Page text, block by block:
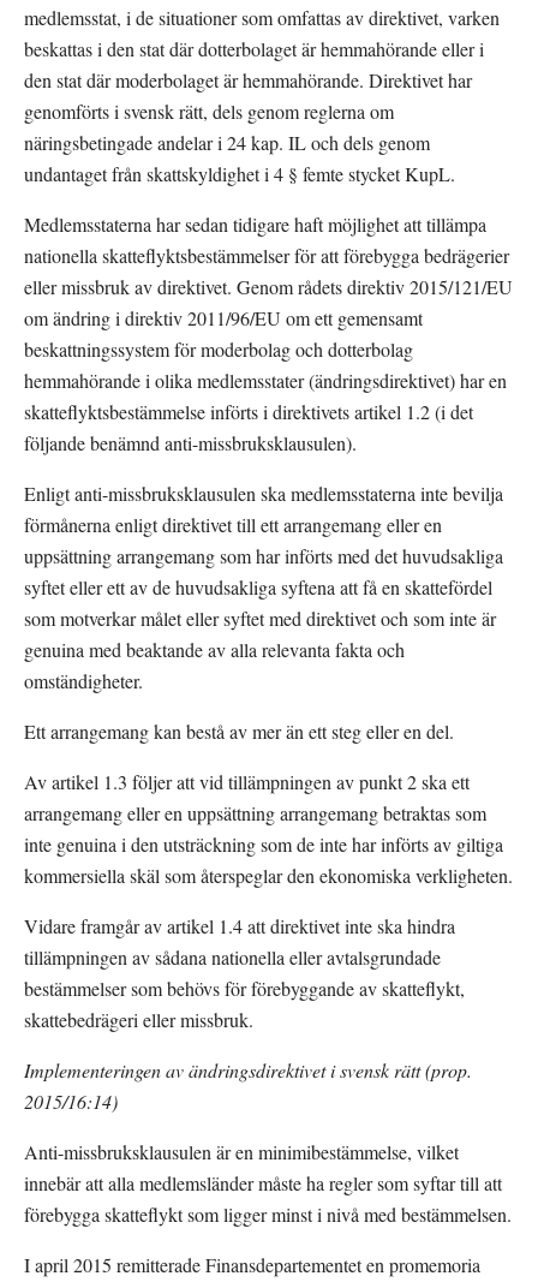
medlemsstat, i de situationer som omfattas av direktivet, varken
beskattas i den stat där dotterbolaget är hemmahörande eller i
den stat där moderbolaget är hemmahörande. Direktivet har
genomförts i svensk rätt, dels genom reglerna om
näringsbetingade andelar i 24 kap. IL och dels genom
undantaget från skattskyldighet i 4 § femte stycket KupL.
Medlemsstaterna har sedan tidigare haft möjlighet att tillämpa
nationella skatteflyktsbestämmelser för att förebygga bedrägerier
eller missbruk av direktivet. Genom rådets direktiv 2015/121/EU
om ändring i direktiv 2011/96/EU om ett gemensamt
beskattningssystem för moderbolag och dotterbolag
hemmahörande i olika medlemsstater (ändringsdirektivet) har en
skatteflyktsbestämmelse införts i direktivets artikel 1.2 (i det
följande benämnd anti-missbruksklausulen).
Enligt anti-missbruksklausulen ska medlemsstaterna inte bevilja
förmånerna enligt direktivet till ett arrangemang eller en
uppsättning arrangemang som har införts med det huvudsakliga
syftet eller ett av de huvudsakliga syftena att få en skattefördel
som motverkar målet eller syftet med direktivet och som inte är
genuina med beaktande av alla relevanta fakta och
omständigheter.
Ett arrangemang kan bestå av mer än ett steg eller en del.
Av artikel 1.3 följer att vid tillämpningen av punkt 2 ska ett
arrangemang eller en uppsättning arrangemang betraktas som
inte genuina i den utsträckning som de inte har införts av giltiga
kommersiella skäl som återspeglar den ekonomiska verkligheten.
Vidare framgår av artikel 1.4 att direktivet inte ska hindra
tillämpningen av sådana nationella eller avtalsgrundade
bestämmelser som behövs för förebyggande av skatteflykt,
skattebedrägeri eller missbruk.
Implementeringen av ändringsdirektivet i svensk rätt (prop.
2015/16:14)
Anti-missbruksklausulen är en minimibestämmelse, vilket
innebär att alla medlemsländer måste ha regler som syftar till att
förebygga skatteflykt som ligger minst i nivå med bestämmelsen.
I april 2015 remitterade Finansdepartementet en promemoria